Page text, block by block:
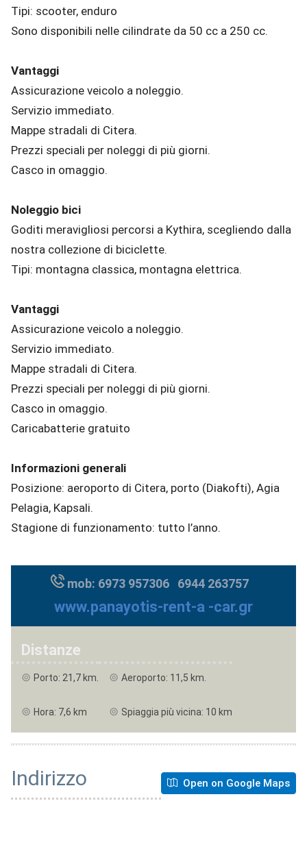
Tipi: scooter, enduro
Sono disponibili nelle cilindrate da 50 cc a 250 cc.
Vantaggi
Assicurazione veicolo a noleggio.
Servizio immediato.
Mappe stradali di Citera.
Prezzi speciali per noleggi di più giorni.
Casco in omaggio.
Noleggio bici
Goditi meravigliosi percorsi a Kythira, scegliendo dalla
nostra collezione di biciclette.
Tipi: montagna classica, montagna elettrica.
Vantaggi
Assicurazione veicolo a noleggio.
Servizio immediato.
Mappe stradali di Citera.
Prezzi speciali per noleggi di più giorni.
Casco in omaggio.
Caricabatterie gratuito
Informazioni generali
Posizione: aeroporto di Citera, porto (Diakofti), Agia
Pelagia, Kapsali.
Stagione di funzionamento: tutto l’anno.
mob: 6973 957306 6944 263757
www.panayotis-rent-a -car.gr
Distanze
Porto: 21,7 km. Aeroporto: 11,5 km.
Hora: 7,6 km Spiaggia più vicina: 10 km
Indirizzo Open on Google Maps